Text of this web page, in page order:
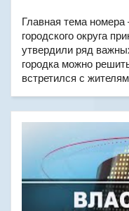
Главная тема
городского округа
утвердили ряд
городка можно
встретился с